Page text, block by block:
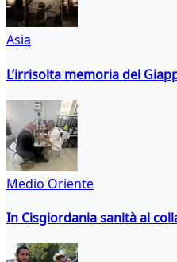
Asia
L’irrisolta memoria del
Medio Oriente
In Cisgiordania sanità al